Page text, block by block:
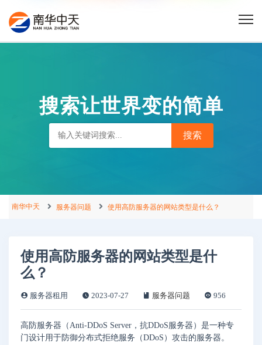
搜索让世界变的简单
南华中天 服务器问题 使用高防服务器的网站类型是什么？
使用高防服务器的网站类型是什
么？
服务器租用 2023-07-27 服务器问题 956
高防服务器（Anti-DDoS Server，抗DDoS服务器）是一种专
门设计用于防御分布式拒绝服务（DDoS）攻击的服务器。